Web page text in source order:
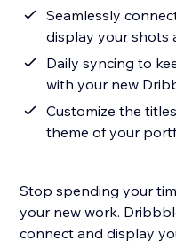
Seamlessly
display your shots
Daily syncing to
with your new
Customize the
theme of your
Stop spending your
your new work.
connect and display